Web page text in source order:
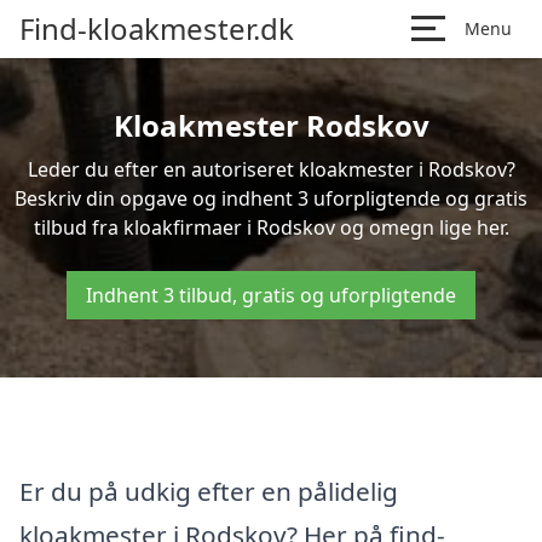
Find-kloakmester.dk Menu
Kloakmester Rodskov
Leder du efter en autoriseret kloakmester i Rodskov?
Beskriv din opgave og indhent 3 uforpligtende og gratis
tilbud fra kloakfirmaer i Rodskov og omegn lige her.
Indhent 3 tilbud, gratis og uforpligtende
Er du på udkig efter en pålidelig
kloakmester i Rodskov? Her på find-